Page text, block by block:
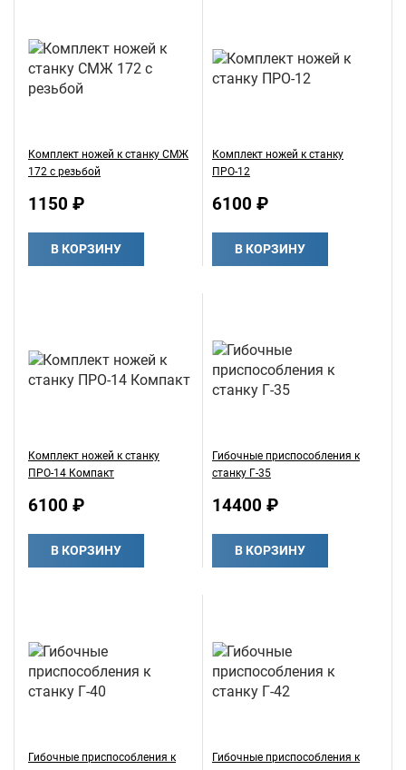
Комплект ножей к станку СМЖ
172 с резьбой
1150 ₽
В КОРЗИНУ
Комплект ножей к станку
ПРО-12
6100 ₽
В КОРЗИНУ
Комплект ножей к станку
ПРО-14 Компакт
6100 ₽
В КОРЗИНУ
Гибочные приспособления к
станку Г-35
14400 ₽
В КОРЗИНУ
Гибочные приспособления к
Гибочные приспособления к